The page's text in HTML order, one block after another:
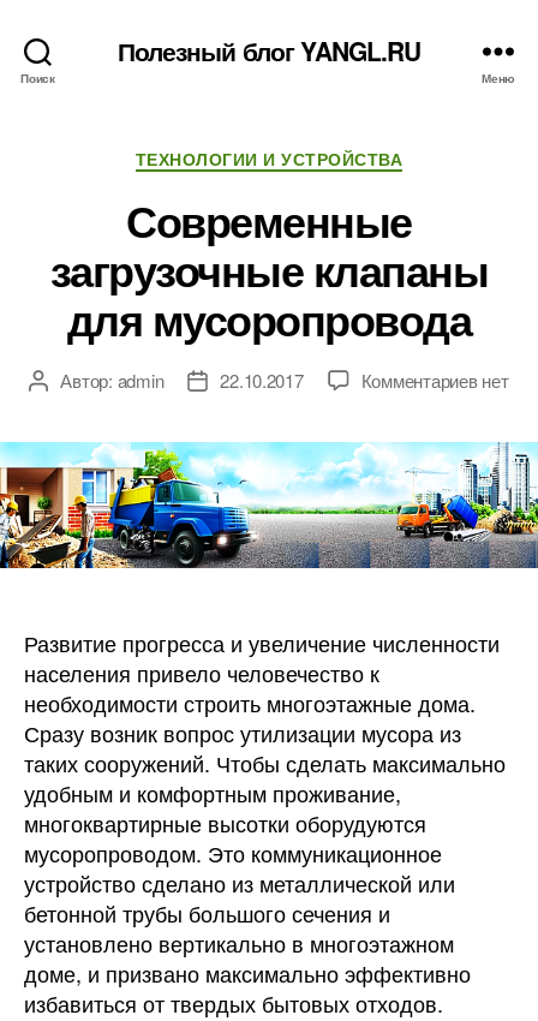
Поиск
Полезный блог YANGL.RU
Меню
Рубрики
ТЕХНОЛОГИИ И УСТРОЙСТВА
Современные
загрузочные клапаны
для мусоропровода
АвторАвтор: admin
Дата22.10.2017 Комментариевк
для
нет
Развитие прогресса и увеличение численности
населения привело человечество к
необходимости строить многоэтажные дома.
Сразу возник вопрос утилизации мусора из
таких сооружений. Чтобы сделать максимально
удобным и комфортным проживание,
многоквартирные высотки оборудуются
мусоропроводом. Это коммуникационное
устройство сделано из металлической или
бетонной трубы большого сечения и
установлено вертикально в многоэтажном
доме, и призвано максимально эффективно
избавиться от твердых бытовых отходов.